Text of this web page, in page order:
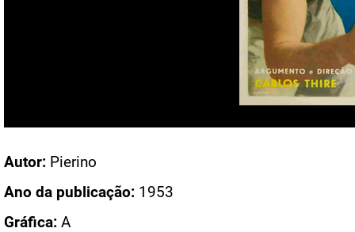
Autor: Pierino
Ano da publicação: 1953
Gráfica: A